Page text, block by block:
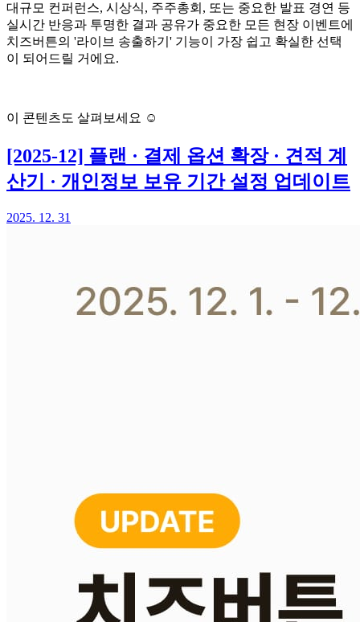
대규모 컨퍼런스, 시상식, 주주총회, 또는 중요한 발표 경연 등
실시간 반응과 투명한 결과 공유가 중요한 모든 현장 이벤트에
치즈버튼의 '라이브 송출하기' 기능이 가장 쉽고 확실한 선택
이 되어드릴 거에요.
이 콘텐츠도 살펴보세요 ☺️
[2025-12] 플랜 · 결제 옵션 확장 · 견적 계
산기 · 개인정보 보유 기간 설정 업데이트
2025. 12. 31